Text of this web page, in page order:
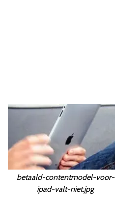
betaald-contentmodel-voor-
ipad-valt-niet.jpg